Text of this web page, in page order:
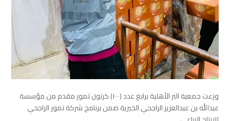
وزعت ⁧‫جمعية البر الأهلية برابغ‬⁩ عدد (١٠٠٠) كرتون تمور مقدم من مؤسسة
عبدالله بن عبدالعزيز الراجحي الخيرية ضمن برنامج شركة تمور الراجحي